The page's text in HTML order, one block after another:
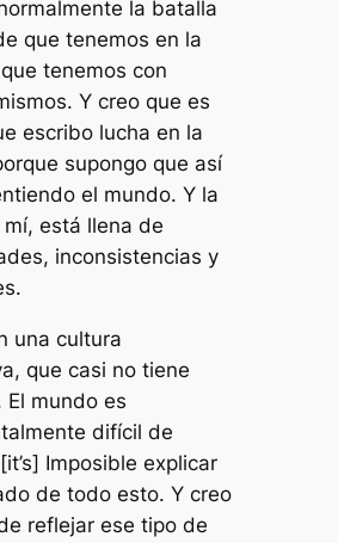
la batalla
que tenemos en la
tenemos con
Y creo que es
escribo lucha en la
supongo que así
el mundo. Y la
está llena de
inconsistencias y
una cultura
que casi no tiene
mundo es
difícil de
Imposible explicar
de todo esto. Y creo
reflejar ese tipo de